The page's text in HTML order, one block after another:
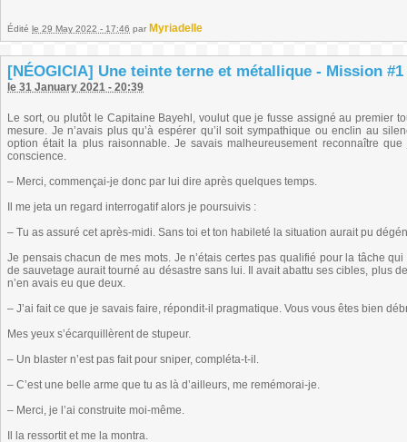
Édité le 29 May 2022 - 17:46 par Myriadelle
[NÉOGICIA] Une teinte terne et métallique - Mission
le 31 January 2021 - 20:39
Le sort, ou plutôt le Capitaine Bayehl, voulut que je fusse assigné au premier
mesure. Je n’avais plus qu’à espérer qu’il soit sympathique ou enclin au
option était la plus raisonnable. Je savais malheureusement reconnaître
conscience.
– Merci, commençai-je donc par lui dire après quelques temps.
Il me jeta un regard interrogatif alors je poursuivis :
– Tu as assuré cet après-midi. Sans toi et ton habileté la situation aurait pu
Je pensais chacun de mes mots. Je n’étais certes pas qualifié pour la tâche
de sauvetage aurait tourné au désastre sans lui. Il avait abattu ses cibles, plus
n’en avais eu que deux.
– J’ai fait ce que je savais faire, répondit-il pragmatique. Vous vous êtes bien
Mes yeux s’écarquillèrent de stupeur.
– Un blaster n’est pas fait pour sniper, compléta-t-il.
– C’est une belle arme que tu as là d’ailleurs, me remémorai-je.
– Merci, je l’ai construite moi-même.
Il la ressortit et me la montra.